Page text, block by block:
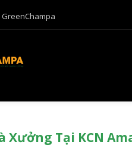
GreenChampa
Xưởng Tại KCN